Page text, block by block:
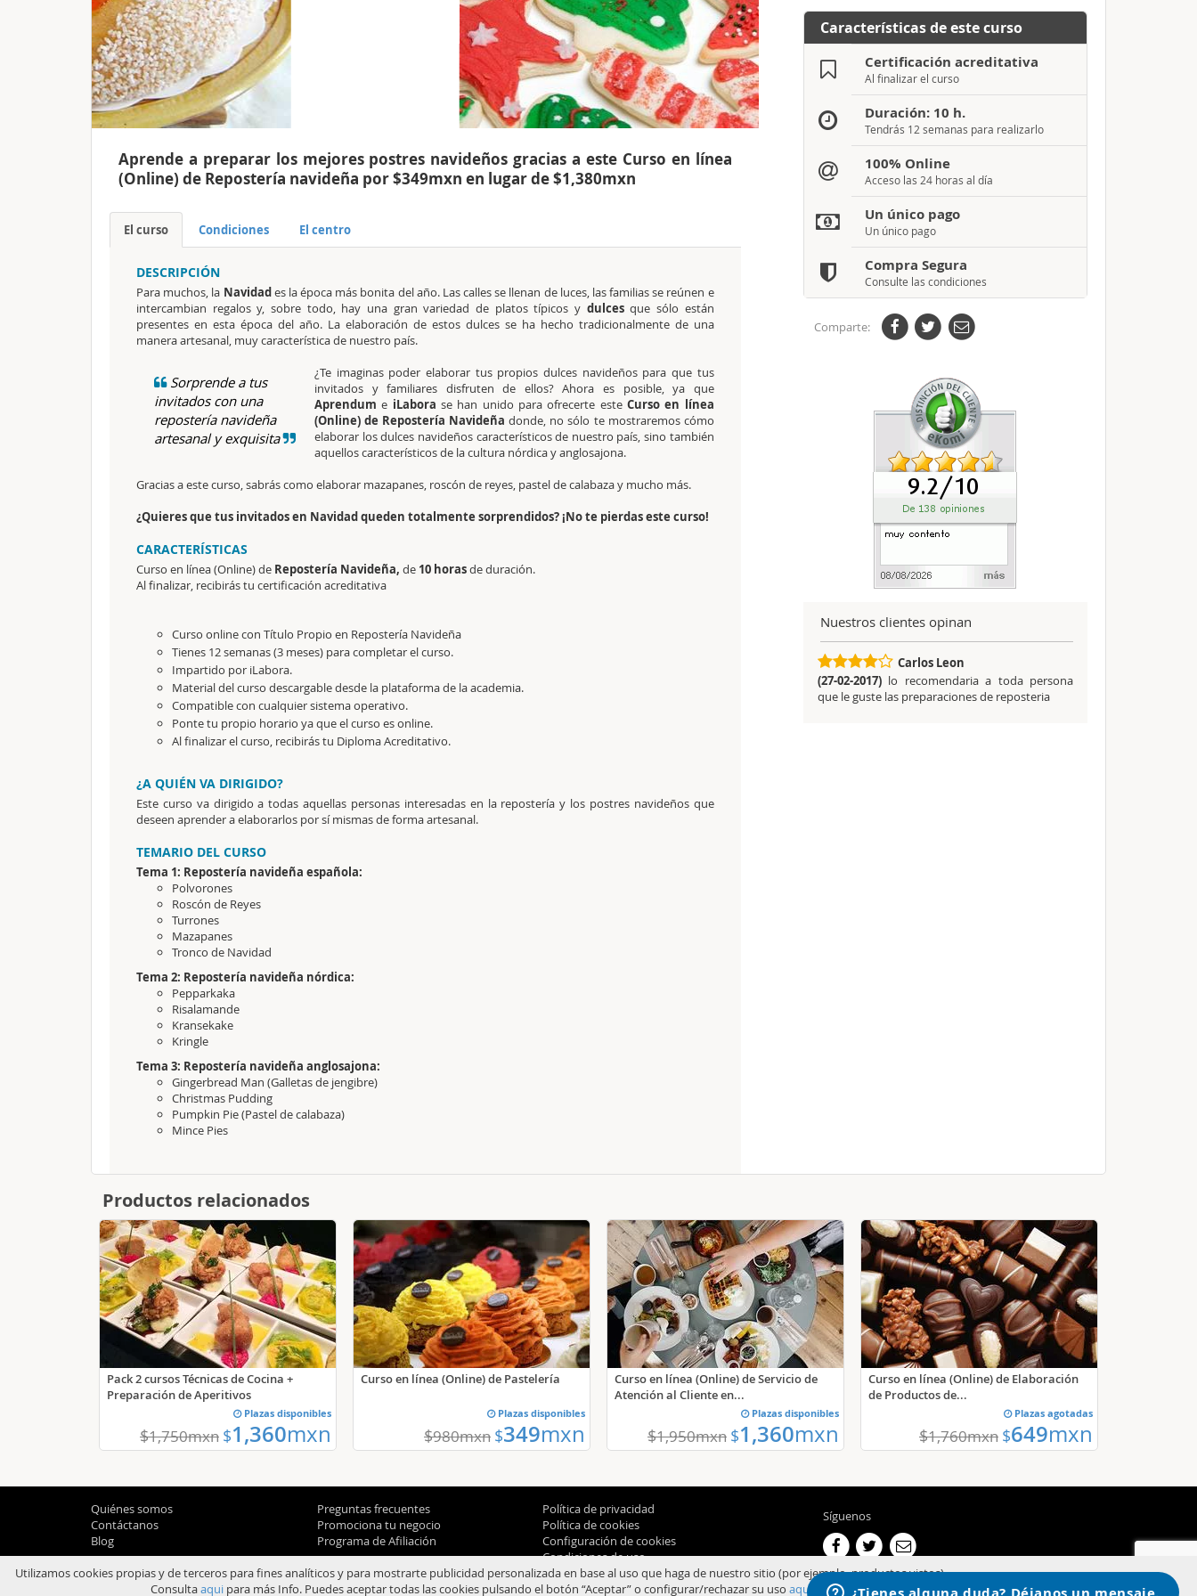
Aprende a preparar los mejores postres navideños gracias a este Curso en línea
(Online) de Repostería navideña por $349mxn en lugar de $1,380mxn
El curso Condiciones El centro
DESCRIPCIÓN
Para muchos, la Navidades la época más bonita del año. Las calles se llenan de luces, las familias se reúnen e
intercambian regalos y, sobre todo, hay una gran variedad de platos típicos y dulcesque sólo están
presentes en esta época del año. La elaboración de estos dulces se ha hecho tradicionalmente de una
manera artesanal, muy característica de nuestro país.
Sorprende a tus
invitados con una
repostería navideña
artesanal y exquisita
¿Te imaginas poder elaborar tus propios dulces navideños para que tus
invitados y familiares disfruten de ellos? Ahora es posible, ya que
Aprendum e iLabora se han unido para ofrecerte esteCurso en línea
(Online) de Repostería Navideña donde, no sólo te mostraremos cómo
elaborar los dulces navideños característicos de nuestro país, sino también
aquellos característicos de la cultura nórdica y anglosajona.
Gracias a este curso, sabrás como elaborar mazapanes, roscón de reyes, pastel de calabaza y mucho más.
¿Quieres que tus invitados en Navidad queden totalmente sorprendidos? ¡No te pierdas este curso!
CARACTERÍSTICAS
Curso en línea (Online) de Repostería Navideña, de 10 horasde duración.
Al finalizar, recibirás tu certificación acreditativa
Curso online con Título Propio en Repostería Navideña
Tienes 12 semanas (3 meses) para completar el curso.
Impartido por iLabora.
Material del curso descargable desde la plataforma de la academia.
Compatible con cualquier sistema operativo.
Ponte tu propio horario ya que el curso es online.
Al finalizar el curso, recibirás tu Diploma Acreditativo.
¿A QUIÉN VA DIRIGIDO?
Este curso va dirigido a todas aquellas personas interesadas en la repostería y los postres navideños que
deseen aprender a elaborarlos por sí mismas de forma artesanal.
TEMARIO DEL CURSO
Tema 1: Repostería navideña española:
Polvorones
Roscón de Reyes
Turrones
Mazapanes
Tronco de Navidad
Tema 2: Repostería navideña nórdica:
Pepparkaka
Risalamande
Kransekake
Kringle
Tema 3: Repostería navideña anglosajona:
Gingerbread Man (Galletas de jengibre)
Christmas Pudding
Pumpkin Pie (Pastel de calabaza)
Mince Pies
Características de este curso
Certificación acreditativa
Al finalizar el curso
Duración: 10 h.
Tendrás 12 semanas para realizarlo
100% Online
Acceso las 24 horas al día
Un único pago
Un único pago
Compra Segura
Consulte las condiciones
Comparte:
Nuestros clientes opinan
Carlos Leon
(27-02-2017) lo recomendaria a toda persona
que le guste las preparaciones de reposteria
Productos relacionados
Pack 2 cursos Técnicas de Cocina +
Preparación de Aperitivos
Plazas disponibles
$1,750mxn $1,360mxn
Curso en línea (Online) de Pastelería
Plazas disponibles
$980mxn $349mxn
Curso en línea (Online) de Servicio de
Atención al Cliente en...
Plazas disponibles
$1,950mxn $1,360mxn
Curso en línea (Online) de Elaboración
de Productos de...
Plazas agotadas
$1,760mxn $649mxn
Quiénes somos
Contáctanos
Blog
Preguntas frecuentes
Promociona tu negocio
Programa de Afiliación
Política de privacidad
Política de cookies
Configuración de cookies
Condiciones de uso
Síguenos
Utilizamos cookies propias y de terceros para fines analíticos y para mostrarte publicidad personalizada en base al uso que haga de nuestro sitio (por ejemplo, productos vistos).
Consultaaquipara más Info. Puedes aceptar todas las cookies pulsando el botón “Aceptar” o configurar/rechazar su uso aqui